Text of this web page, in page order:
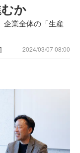
か
企業全体の「生産
2024/03/07 08:00